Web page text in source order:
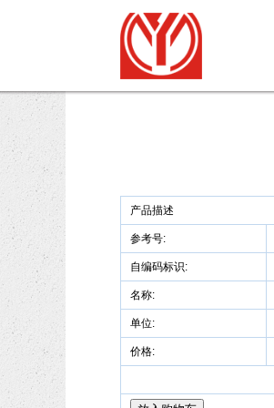
产品描述
参考号:
自编码标识:
名称:
单位:
价格: